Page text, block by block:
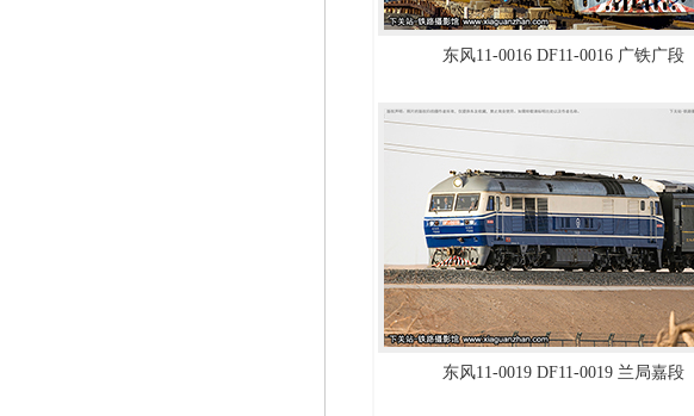
东风11-0016 DF11-0016 广铁广段
东风11-0019 DF11-0019 兰局嘉段